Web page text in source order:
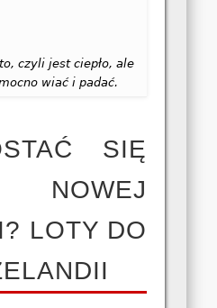
czyli jest ciepło, ale
wiać i padać.
SIĘ
LOTY DO